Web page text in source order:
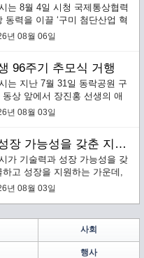
는 8월 4일 시청 국제통상협력
동력을 이끌 ‘구미 첨단산업 혁
진단) 킥오프 회의를 개최하고
년 08월 06일
96주기 추모식 거행
는 지난 7월 31일 동락공원 구
상 앞에서 장진홍 선생의 애
장진홍 선생 96주기 추모
년 08월 03일
구미시, 기술력과 성장 가능성을 갖춘 지역 유망기업 발굴·성장 지원
가 기술력과 성장 가능성을 갖
고 성장을 지원하는 가운데,
전소재 전문기업 ㈜보백씨엔
년 08월 03일
사회
행사